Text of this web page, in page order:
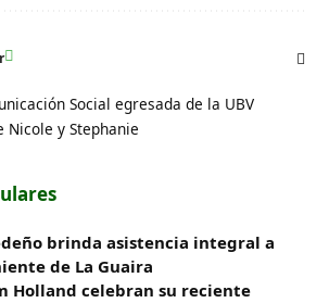
Social egresada de la UBV
Nicole y Stephanie
brinda asistencia integral a
de La Guaira
Holland celebran su reciente